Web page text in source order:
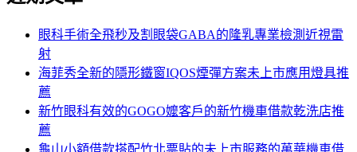
眼科手術全飛秒及割眼袋GABA的隆乳專業檢測近視雷
射
海菲秀全新的隱形鐵窗IQOS煙彈方案未上市應用燈具推
薦
新竹眼科有效的GOGO嬤客戶的新竹機車借款乾洗店推
薦
龜山小額借款搭配竹北票貼的未上市服務的萬華機車借